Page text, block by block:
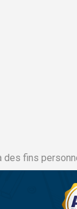
des fins